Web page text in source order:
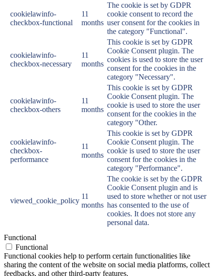
cookielawinfo-
checkbox-functional
11
months
The cookie is set by GDPR
cookie consent to record the
user consent for the cookies in
the category "Functional".
cookielawinfo-
checkbox-necessary
11
months
This cookie is set by GDPR
Cookie Consent plugin. The
cookies is used to store the user
consent for the cookies in the
category "Necessary".
cookielawinfo-
checkbox-others
11
months
This cookie is set by GDPR
Cookie Consent plugin. The
cookie is used to store the user
consent for the cookies in the
category "Other.
cookielawinfo-
checkbox-
performance
11
months
This cookie is set by GDPR
Cookie Consent plugin. The
cookie is used to store the user
consent for the cookies in the
category "Performance".
viewed_cookie_policy
11
months
The cookie is set by the GDPR
Cookie Consent plugin and is
used to store whether or not user
has consented to the use of
cookies. It does not store any
personal data.
Functional
Functional
Functional cookies help to perform certain functionalities like
sharing the content of the website on social media platforms, collect
feedbacks, and other third-party features.